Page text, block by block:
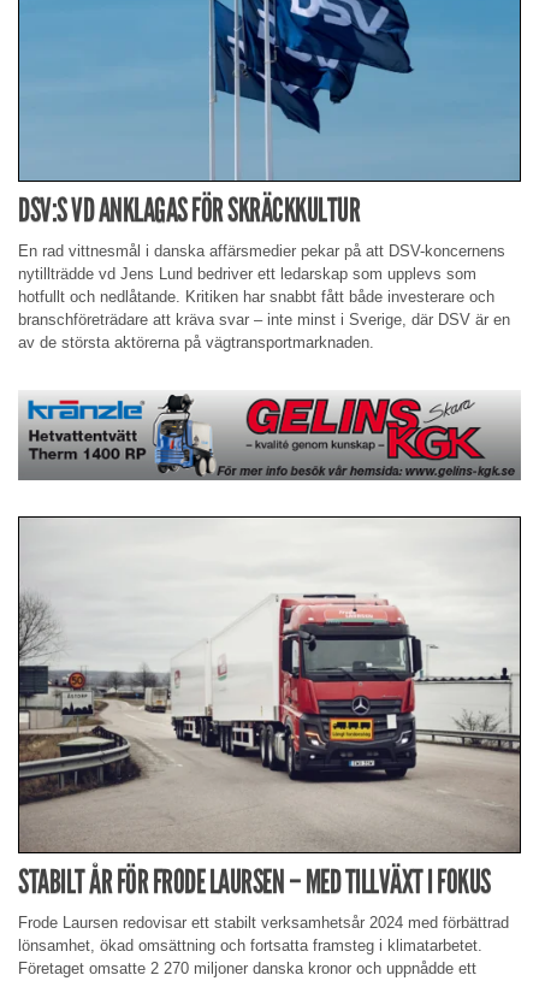
DSV:S VD ANKLAGAS FÖR SKRÄCKKULTUR
En rad vittnesmål i danska affärsmedier pekar på att DSV-koncernens
nytillträdde vd Jens Lund bedriver ett ledarskap som upplevs som
hotfullt och nedlåtande. Kritiken har snabbt fått både investerare och
branschföreträdare att kräva svar – inte minst i Sverige, där DSV är en
av de största aktörerna på vägtransportmarknaden.
STABILT ÅR FÖR FRODE LAURSEN – MED TILLVÄXT I FOKUS
Frode Laursen redovisar ett stabilt verksamhetsår 2024 med förbättrad
lönsamhet, ökad omsättning och fortsatta framsteg i klimatarbetet.
Företaget omsatte 2 270 miljoner danska kronor och uppnådde ett